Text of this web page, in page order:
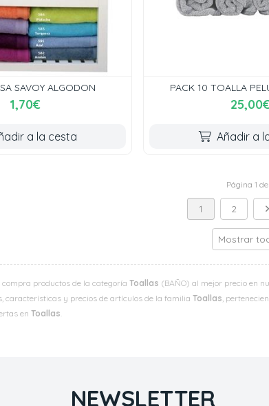
productos de la categoría Toallas (BAÑO) al mejor precio en
características y precios de artículos de la familia Toallas,
en Toallas.
SAVOY ALGODON
1,70€
a la cesta
PACK 10 TOALLA
Añadir a
Página 1
1 2
Mostrar
NEWSLETTER